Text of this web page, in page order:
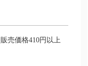
販売価格410円以上